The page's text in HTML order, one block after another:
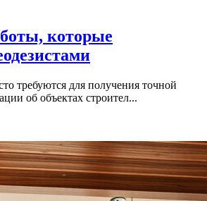
которые
требуются для получения точной
об объектах строител...